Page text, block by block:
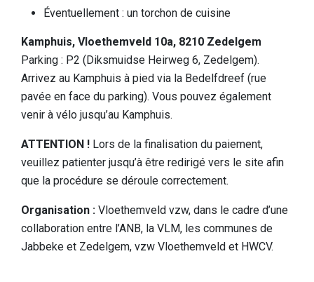
Éventuellement : un torchon de cuisine
Kamphuis, Vloethemveld 10a, 8210 Zedelgem
Parking : P2 (Diksmuidse Heirweg 6, Zedelgem).
Arrivez au Kamphuis à pied via la Bedelfdreef (rue
pavée en face du parking). Vous pouvez également
venir à vélo jusqu’au Kamphuis.
ATTENTION ! Lors de la finalisation du paiement,
veuillez patienter jusqu’à être redirigé vers le site afin
que la procédure se déroule correctement.
Organisation : Vloethemveld vzw, dans le cadre d’une
collaboration entre l’ANB, la VLM, les communes de
Jabbeke et Zedelgem, vzw Vloethemveld et HWCV.